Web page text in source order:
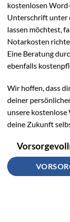
kostenlosen
Unterschrift unter
lassen möchtest,
Notarkosten
Eine Beratung
ebenfalls
Wir hoffen, dass
deiner
unsere
deine Zukunft